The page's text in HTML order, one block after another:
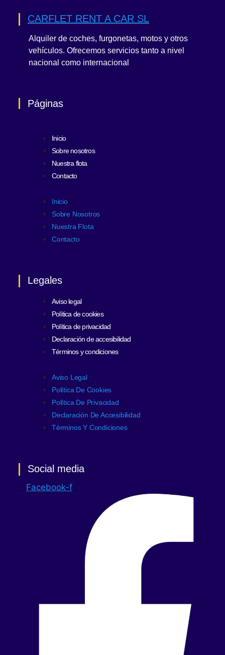
CARFLET RENT A CAR SL
Alquiler de coches, furgonetas, motos y otros
vehículos. Ofrecemos servicios tanto a nivel
nacional como internacional
Páginas
Inicio
Sobre nosotros
Nuestra flota
Contacto
Inicio
Sobre Nosotros
Nuestra Flota
Contacto
Legales
Aviso legal
Política de cookies
Política de privacidad
Declaración de accesibilidad
Términos y condiciones
Aviso Legal
Política De Cookies
Política De Privacidad
Declaración De Accesibilidad
Términos Y Condiciones
Social media
Facebook-f